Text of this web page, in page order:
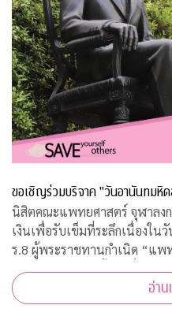
ขอเชิญร่วมบริจาค "วันอานันทมหิ
นิสิตคณะแพทยศาสตร์ จุฬาลง
เงินเพื่อรับเข็มที่ระลึกเนื่องใ
ร.8 ผู้พระราชทานกำเนิด “แ
ประชาชนสั่งจองเสื้อยืดที่ระลึ
และรักษา COVID-19
อ่าน